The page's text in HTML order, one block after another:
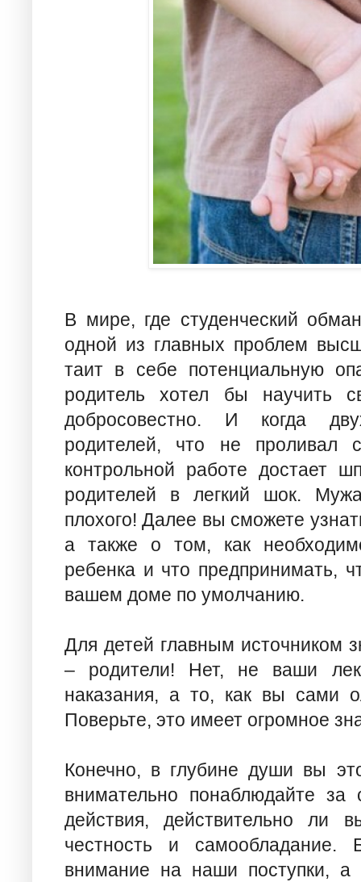
В мире, где студенческий
одной из главных проблем
таит в себе потенциальную
родитель хотел бы научить
добросовестно. И когда
родителей, что не проливал
контрольной работе достает
родителей в легкий шок.
плохого! Далее вы сможете
а также о том, как
ребенка и что предпринимать,
вашем доме по умолчанию.
Для детей главным источником
– родители! Нет, не ваши
наказания, а то, как вы сами
Поверьте, это имеет огромное
Конечно, в глубине души вы
внимательно понаблюдайте за
действия, действительно ли
честность и
внимание на наши поступки,